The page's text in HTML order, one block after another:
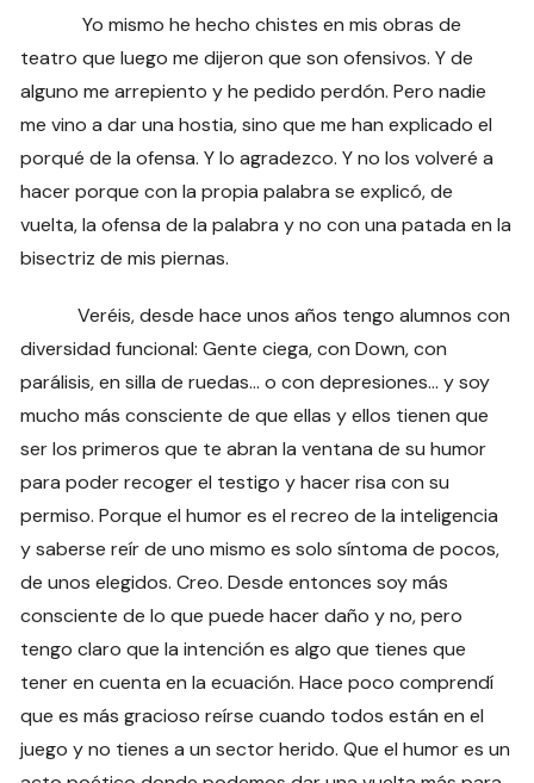
Yo mismo he hecho chistes en mis obras de
teatro que luego me dijeron que son ofensivos. Y de
alguno me arrepiento y he pedido perdón. Pero nadie
me vino a dar una hostia, sino que me han explicado el
porqué de la ofensa. Y lo agradezco. Y no los volveré a
hacer porque con la propia palabra se explicó, de
vuelta, la ofensa de la palabra y no con una patada en la
bisectriz de mis piernas.
Veréis, desde hace unos años tengo alumnos con
diversidad funcional: Gente ciega, con Down, con
parálisis, en silla de ruedas… o con depresiones… y soy
mucho más consciente de que ellas y ellos tienen que
ser los primeros que te abran la ventana de su humor
para poder recoger el testigo y hacer risa con su
permiso. Porque el humor es el recreo de la inteligencia
y saberse reír de uno mismo es solo síntoma de pocos,
de unos elegidos. Creo. Desde entonces soy más
consciente de lo que puede hacer daño y no, pero
tengo claro que la intención es algo que tienes que
tener en cuenta en la ecuación. Hace poco comprendí
que es más gracioso reírse cuando todos están en el
juego y no tienes a un sector herido. Que el humor es un